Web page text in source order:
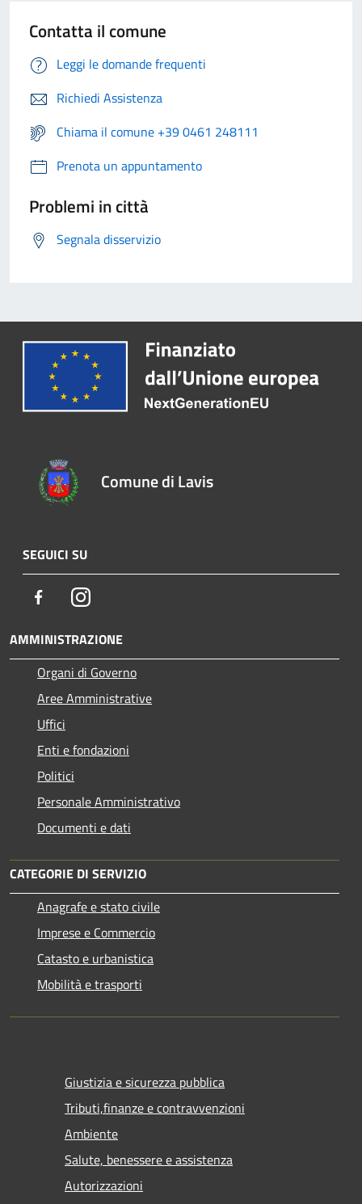
Contatta il comune
Leggi le domande frequenti
Richiedi Assistenza
Chiama il comune +39 0461 248111
Prenota un appuntamento
Problemi in città
Segnala disservizio
Comune di Lavis
SEGUICI SU
FacebookInstagram
AMMINISTRAZIONE
Organi di Governo
Aree Amministrative
Uffici
Enti e fondazioni
Politici
Personale Amministrativo
Documenti e dati
CATEGORIE DI SERVIZIO
Anagrafe e stato civile
Imprese e Commercio
Catasto e urbanistica
Mobilità e trasporti
Giustizia e sicurezza pubblica
Tributi,finanze e contravvenzioni
Ambiente
Salute, benessere e assistenza
Autorizzazioni